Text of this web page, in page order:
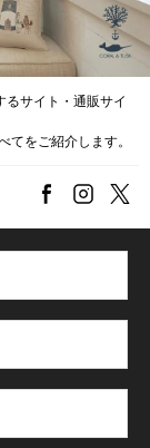
るサイト・通販サイ
てをご紹介します。